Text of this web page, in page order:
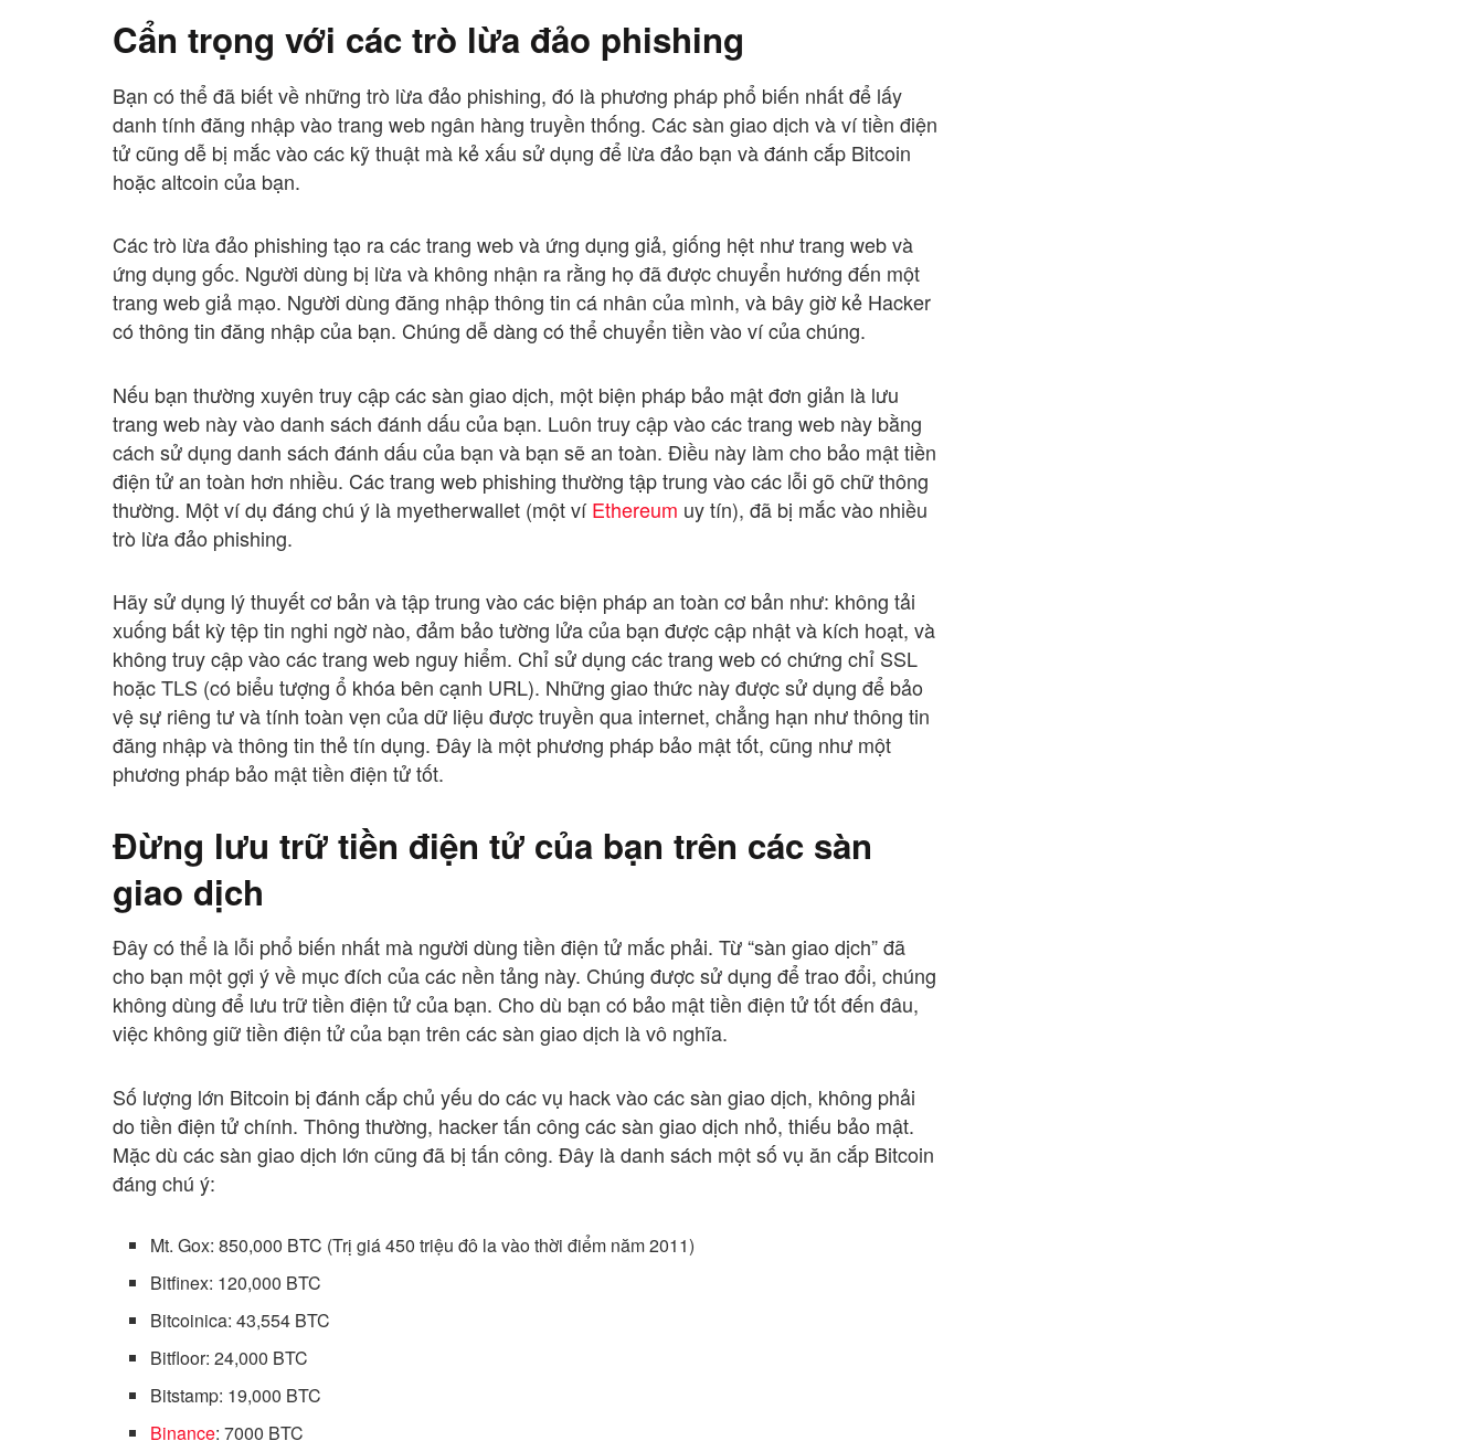
Cẩn trọng với các trò lừa đảo phishing
Bạn có thể đã biết về những trò lừa đảo phishing, đó là phương pháp phổ biến nhất để lấy
danh tính đăng nhập vào trang web ngân hàng truyền thống. Các sàn giao dịch và ví tiền điện
tử cũng dễ bị mắc vào các kỹ thuật mà kẻ xấu sử dụng để lừa đảo bạn và đánh cắp Bitcoin
hoặc altcoin của bạn.
Các trò lừa đảo phishing tạo ra các trang web và ứng dụng giả, giống hệt như trang web và
ứng dụng gốc. Người dùng bị lừa và không nhận ra rằng họ đã được chuyển hướng đến một
trang web giả mạo. Người dùng đăng nhập thông tin cá nhân của mình, và bây giờ kẻ Hacker
có thông tin đăng nhập của bạn. Chúng dễ dàng có thể chuyển tiền vào ví của chúng.
Nếu bạn thường xuyên truy cập các sàn giao dịch, một biện pháp bảo mật đơn giản là lưu
trang web này vào danh sách đánh dấu của bạn. Luôn truy cập vào các trang web này bằng
cách sử dụng danh sách đánh dấu của bạn và bạn sẽ an toàn. Điều này làm cho bảo mật tiền
điện tử an toàn hơn nhiều. Các trang web phishing thường tập trung vào các lỗi gõ chữ thông
thường. Một ví dụ đáng chú ý là myetherwallet (một víEthereum uy tín), đã bị mắc vào nhiều
trò lừa đảo phishing.
Hãy sử dụng lý thuyết cơ bản và tập trung vào các biện pháp an toàn cơ bản như: không tải
xuống bất kỳ tệp tin nghi ngờ nào, đảm bảo tường lửa của bạn được cập nhật và kích hoạt, và
không truy cập vào các trang web nguy hiểm. Chỉ sử dụng các trang web có chứng chỉ SSL
hoặc TLS (có biểu tượng ổ khóa bên cạnh URL). Những giao thức này được sử dụng để bảo
vệ sự riêng tư và tính toàn vẹn của dữ liệu được truyền qua internet, chẳng hạn như thông tin
đăng nhập và thông tin thẻ tín dụng. Đây là một phương pháp bảo mật tốt, cũng như một
phương pháp bảo mật tiền điện tử tốt.
Đừng lưu trữ tiền điện tử của bạn trên các sàn
giao dịch
Đây có thể là lỗi phổ biến nhất mà người dùng tiền điện tử mắc phải. Từ “sàn giao dịch” đã
cho bạn một gợi ý về mục đích của các nền tảng này. Chúng được sử dụng để trao đổi, chúng
không dùng để lưu trữ tiền điện tử của bạn. Cho dù bạn có bảo mật tiền điện tử tốt đến đâu,
việc không giữ tiền điện tử của bạn trên các sàn giao dịch là vô nghĩa.
Số lượng lớn Bitcoin bị đánh cắp chủ yếu do các vụ hack vào các sàn giao dịch, không phải
do tiền điện tử chính. Thông thường, hacker tấn công các sàn giao dịch nhỏ, thiếu bảo mật.
Mặc dù các sàn giao dịch lớn cũng đã bị tấn công. Đây là danh sách một số vụ ăn cắp Bitcoin
đáng chú ý:
Mt. Gox: 850,000 BTC (Trị giá 450 triệu đô la vào thời điểm năm 2011)
Bitfinex: 120,000 BTC
Bitcoinica: 43,554 BTC
Bitfloor: 24,000 BTC
Bitstamp: 19,000 BTC
Binance: 7000 BTC